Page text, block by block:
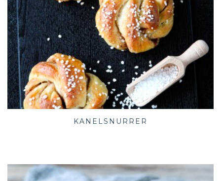
KANELSNURRER